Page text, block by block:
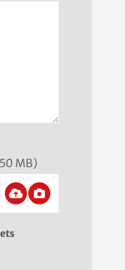
MB)